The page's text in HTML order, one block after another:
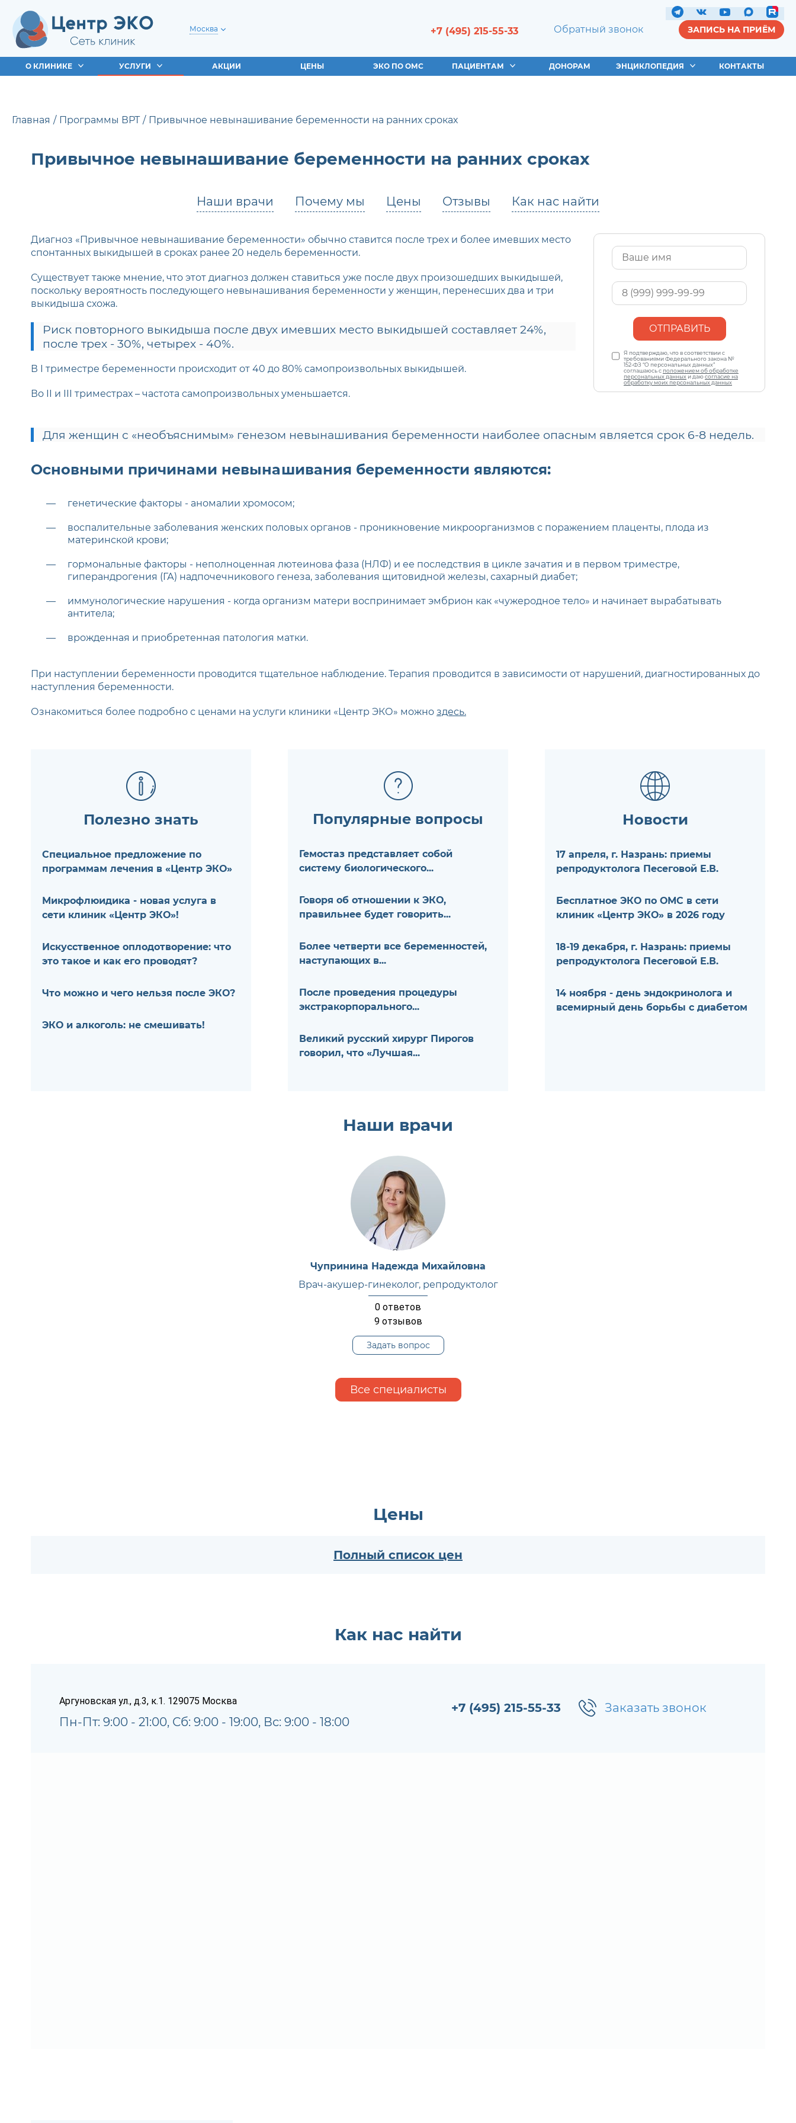
Москва +7 (495) 215-55-33 Обратный звонок ЗАПИСЬ НА ПРИЁМ
О КЛИНИКЕ УСЛУГИ АКЦИИ ЦЕНЫ ЭКО ПО ОМС ПАЦИЕНТАМ ДОНОРАМ ЭНЦИКЛОПЕДИЯ КОНТАКТЫ
Главная Программы ВРТ Привычное невынашивание беременности на ранних сроках
Привычное невынашивание беременности на ранних сроках
Наши врачи Почему мы Цены Отзывы Как нас найти
Имя
*
Ваш
телефон
Персональные
данные
Я подтверждаю, что в соответствии с
требованиями Федерального закона №
152-ФЗ “О персональных данных”
соглашаюсь с положением об обработке
персональных данных и даюсогласие на
обработку моих персональных данных
Диагноз «Привычное невынашивание беременности» обычно ставится после трех и более имевших место
спонтанных выкидышей в сроках ранее 20 недель беременности.
Существует также мнение, что этот диагноз должен ставиться уже после двух произошедших выкидышей,
поскольку вероятность последующего невынашивания беременности у женщин, перенесших два и три
выкидыша схожа.
Риск повторного выкидыша после двух имевших место выкидышей составляет 24%,
после трех - 30%, четырех - 40%.
В I триместре беременности происходит от 40 до 80% самопроизвольных выкидышей.
Во II и III триместрах – частота самопроизвольных уменьшается.
Для женщин с «необъяснимым» генезом невынашивания беременности наиболее опасным является срок 6-8 недель.
Основными причинами невынашивания беременности являются:
генетические факторы - аномалии хромосом;
воспалительные заболевания женских половых органов - проникновение микроорганизмов с поражением плаценты, плода из
материнской крови;
гормональные факторы - неполноценная лютеинова фаза (НЛФ) и ее последствия в цикле зачатия и в первом триместре,
гиперандрогения (ГА) надпочечникового генеза, заболевания щитовидной железы, сахарный диабет;
иммунологические нарушения - когда организм матери воспринимает эмбрион как «чужеродное тело» и начинает вырабатывать
антитела;
врожденная и приобретенная патология матки.
При наступлении беременности проводится тщательное наблюдение. Терапия проводится в зависимости от нарушений, диагностированных до
наступления беременности.
Ознакомиться более подробно с ценами на услуги клиники «Центр ЭКО» можно здесь.
Полезно знать
Специальное предложение по
программам лечения в «Центр ЭКО»
Микрофлюидика - новая услуга в
сети клиник «Центр ЭКО»!
Искусственное оплодотворение: что
это такое и как его проводят?
Что можно и чего нельзя после ЭКО?
ЭКО и алкоголь: не смешивать!
Популярные вопросы
Гемостаз представляет собой
систему биологического...
Говоря об отношении к ЭКО,
правильнее будет говорить...
Более четверти все беременностей,
наступающих в...
После проведения процедуры
экстракорпорального...
Великий русский хирург Пирогов
говорил, что «Лучшая...
Новости
17 апреля, г. Назрань: приемы
репродуктолога Песеговой Е.В.
Бесплатное ЭКО по ОМС в сети
клиник «Центр ЭКО» в 2026 году
18-19 декабря, г. Назрань: приемы
репродуктолога Песеговой Е.В.
14 ноября - день эндокринолога и
всемирный день борьбы с диабетом
Наши врачи
Чупринина Надежда Михайловна
Врач-акушер-гинеколог, репродуктолог
0 ответов
9отзывов
Задать вопрос
Все специалисты
Цены
Полный список цен
Как нас найти
Аргуновская ул., д.3, к.1. 129075 Москва
Пн-Пт: 9:00 - 21:00, Сб: 9:00 - 19:00, Вс: 9:00 - 18:00
+7 (495) 215-55-33 Заказать звонок